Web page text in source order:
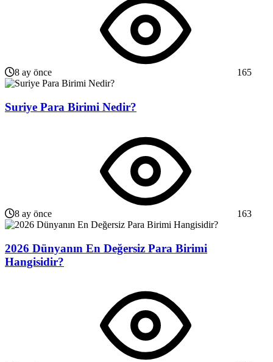
8 ay önce 165
Suriye Para Birimi Nedir?
8 ay önce 163
2026 Dünyanın En Değersiz Para Birimi
Hangisidir?